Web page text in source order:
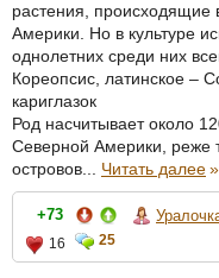
растения,
Америки. Но в культуре
однолетних среди них
Кореопсис, латинское –
кариглазок
Род насчитывает около
Северной Америки, реже
островов... Читать далее»
+73
16
25